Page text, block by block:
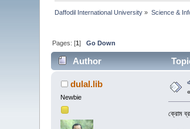
Daffodil International University » Science &
Pages: [1]Go Down
Author
dulal.lib
Newbie
ক্রোম